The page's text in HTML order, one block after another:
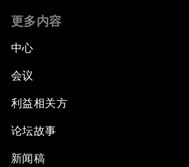
更多内容
中心
会议
利益相关方
论坛故事
新闻稿